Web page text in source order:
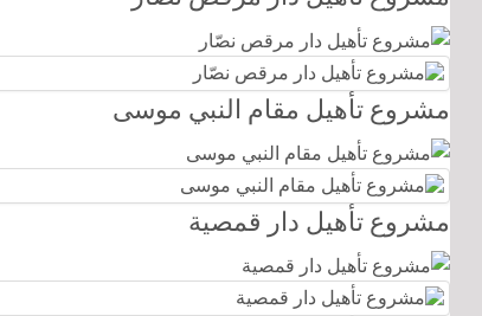
مشروع تأهيل مقام النبي موسى
مشروع تأهيل دار قمصية